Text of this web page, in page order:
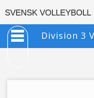
SVENSK VOLLEYBOLL
Division 3